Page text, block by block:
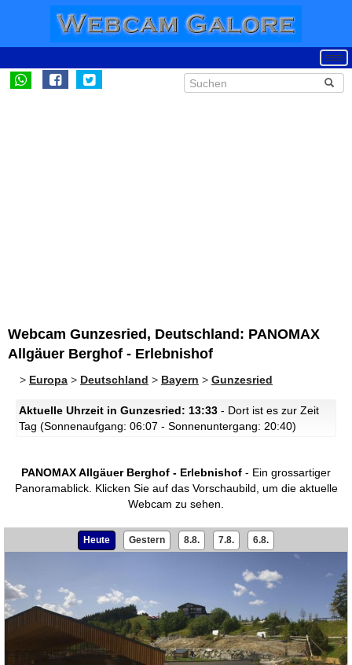
Webcam Gunzesried, Deutschland: PANOMAX
Allgäuer Berghof - Erlebnishof
> Europa > Deutschland > Bayern > Gunzesried
Aktuelle Uhrzeit in Gunzesried: 13:33 - Dort ist es zur Zeit
Tag (Sonnenaufgang: 06:07 - Sonnenuntergang: 20:40)
PANOMAX Allgäuer Berghof - Erlebnishof - Ein grossartiger
Panoramablick. Klicken Sie auf das Vorschaubild, um die aktuelle
Webcam zu sehen.
Heute Gestern 8.8. 7.8. 6.8.